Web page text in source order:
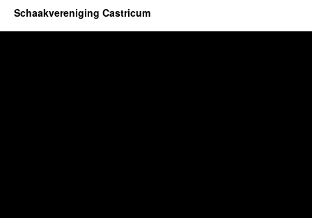
Schaakvereniging Castricum